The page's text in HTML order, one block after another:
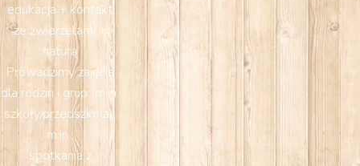
edukacja + kontakt
ze zwierzętami +
naturą
Prowadzimy zajęcia
dla rodzin i grup (m.in.
szkoły/przedszkola),
m.in.:
spotkania z